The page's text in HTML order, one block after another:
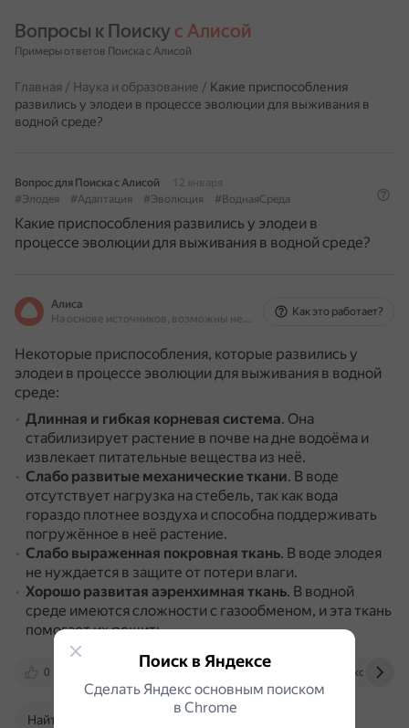
Вопросы к Поиску с Алисой
Примеры ответов Поиска с Алисой
Главная / Наука и образование / Какие приспособления
развились у элодеи в процессе эволюции для выживания в
водной среде?
Вопрос для Поиска с Алисой
12 января
#Элодея
#Адаптация #Эволюция #ВоднаяСреда
Какие приспособления развились у элодеи в
процессе эволюции для выживания в водной среде?
Алиса
На основе источников, возможны неточности
Как это работает?
Некоторые приспособления, которые развились у
элодеи в процессе эволюции для выживания в водной
среде:
Длинная и гибкая корневая система. Она
стабилизирует растение в почве на дне водоёма и
извлекает питательные вещества из неё.
Слабо развитые механические ткани. В воде
отсутствует нагрузка на стебель, так как вода
гораздо плотнее воздуха и способна поддерживать
погружённое в неё растение.
Слабо выраженная покровная ткань. В воде элодея
не нуждается в защите от потери влаги.
Хорошо развитая аэренхимная ткань. В водной
среде имеются сложности с газообменом, и эта ткань
помогает их решить.
0 www.gardenguides.com kopilkaurokov.ru
Найти в Поиске
Поиск в Яндексе
Сделать Яндекс основным поиском
в Сhrome